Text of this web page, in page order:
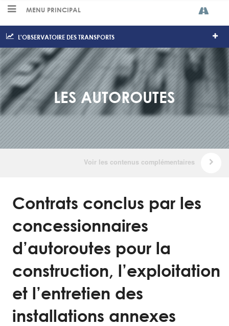
MENU PRINCIPAL
L'OBSERVATOIRE DES TRANSPORTS
LES AUTOROUTES
Contrats conclus par les
concessionnaires
d’autoroutes pour la
construction, l’exploitation
et l’entretien des
installations annexes